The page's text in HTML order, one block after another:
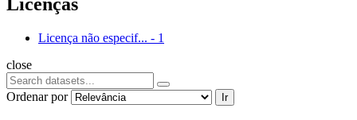
Licença não especif... - 1
close
Ordenar por Ir